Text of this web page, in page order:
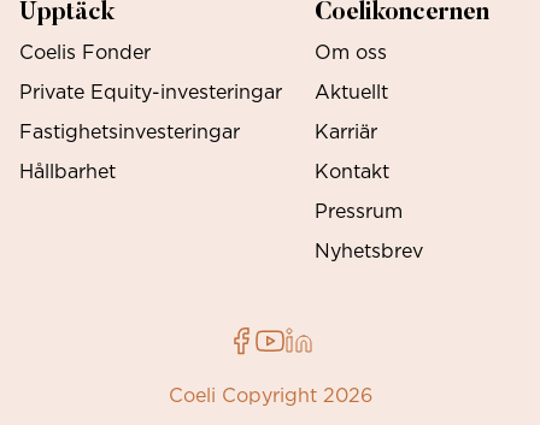
Upptäck
Coelis Fonder
Private Equity-investeringar
Fastighetsinvesteringar
Hållbarhet
Coelikoncernen
Om oss
Aktuellt
Karriär
Kontakt
Pressrum
Nyhetsbrev
Coeli Copyright 2026